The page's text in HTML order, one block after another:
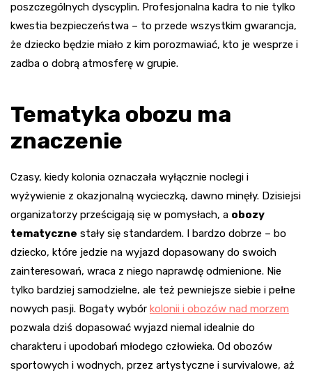
poszczególnych dyscyplin. Profesjonalna kadra to nie tylko
kwestia bezpieczeństwa – to przede wszystkim gwarancja,
że dziecko będzie miało z kim porozmawiać, kto je wesprze i
zadba o dobrą atmosferę w grupie.
Tematyka obozu ma
znaczenie
Czasy, kiedy kolonia oznaczała wyłącznie noclegi i
wyżywienie z okazjonalną wycieczką, dawno minęły. Dzisiejsi
organizatorzy prześcigają się w pomysłach, a obozy
tematyczne stały się standardem. I bardzo dobrze – bo
dziecko, które jedzie na wyjazd dopasowany do swoich
zainteresowań, wraca z niego naprawdę odmienione. Nie
tylko bardziej samodzielne, ale też pewniejsze siebie i pełne
nowych pasji. Bogaty wybór kolonii i obozów nad morzem
pozwala dziś dopasować wyjazd niemal idealnie do
charakteru i upodobań młodego człowieka. Od obozów
sportowych i wodnych, przez artystyczne i survivalowe, aż